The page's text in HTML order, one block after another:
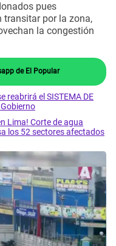
pues
transitar por la zona,
la congestión
de El Popular
reabrirá el SISTEMA DE
Lima! Corte de agua
los 52 sectores afectados